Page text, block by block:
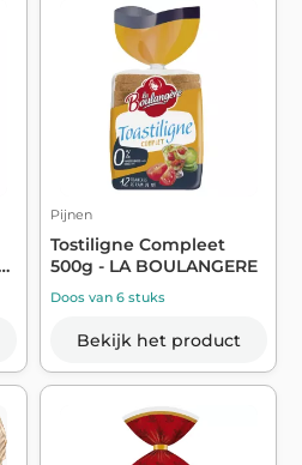
Pijnen
Tostiligne Compleet
500g - LA BOULANGERE
Doos van 6 stuks
Bekijk het product